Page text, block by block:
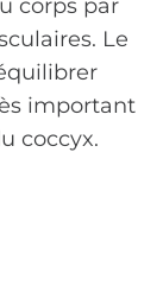
corps par
Le
important
coccyx.